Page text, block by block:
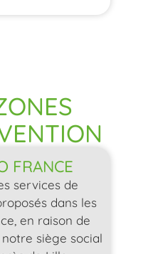
FRANCE
services de
dans les
en raison de
siège social